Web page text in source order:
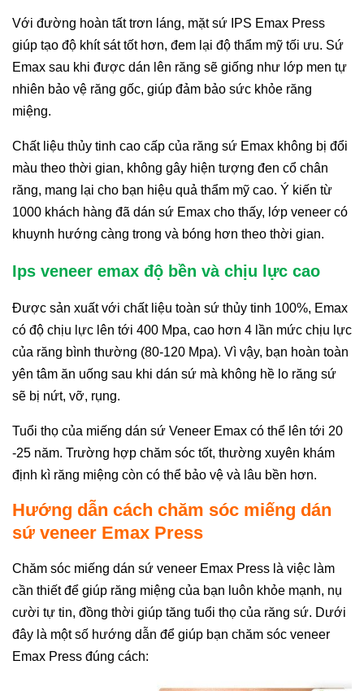
Với đường hoàn tất trơn láng, mặt sứ IPS Emax Press
giúp tạo độ khít sát tốt hơn, đem lại độ thẩm mỹ tối ưu. Sứ
Emax sau khi được dán lên răng sẽ giống như lớp men tự
nhiên bảo vệ răng gốc, giúp đảm bảo sức khỏe răng
miệng.
Chất liệu thủy tinh cao cấp của răng sứ Emax không bị đổi
màu theo thời gian, không gây hiện tượng đen cổ chân
răng, mang lại cho bạn hiệu quả thẩm mỹ cao. Ý kiến từ
1000 khách hàng đã dán sứ Emax cho thấy, lớp veneer có
khuynh hướng càng trong và bóng hơn theo thời gian.
Ips veneer emax độ bền và chịu lực cao
Được sản xuất với chất liệu toàn sứ thủy tinh 100%, Emax
có độ chịu lực lên tới 400 Mpa, cao hơn 4 lần mức chịu lực
của răng bình thường (80-120 Mpa). Vì vậy, bạn hoàn toàn
yên tâm ăn uống sau khi dán sứ mà không hề lo răng sứ
sẽ bị nứt, vỡ, rụng.
Tuổi thọ của miếng dán sứ Veneer Emax có thể lên tới 20
-25 năm. Trường hợp chăm sóc tốt, thường xuyên khám
định kì răng miệng còn có thể bảo vệ và lâu bền hơn.
Hướng dẫn cách chăm sóc miếng dán
sứ veneer Emax Press
Chăm sóc miếng dán sứ veneer Emax Press là việc làm
cần thiết để giúp răng miệng của bạn luôn khỏe mạnh, nụ
cười tự tin, đồng thời giúp tăng tuổi thọ của răng sứ. Dưới
đây là một số hướng dẫn để giúp bạn chăm sóc veneer
Emax Press đúng cách: